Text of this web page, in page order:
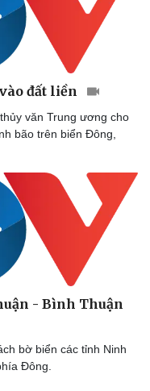
đất liền
văn Trung ương cho
bão trên biển Đông,
- Bình Thuận
bờ biển các tỉnh Ninh
Đông.